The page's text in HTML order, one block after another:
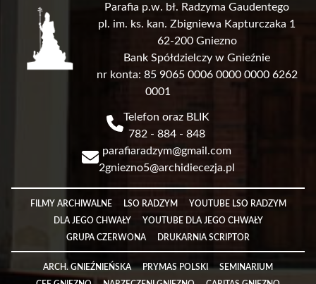
Parafia p.w. bł. Radzyma Gaudentego
pl. im. ks. kan. Zbigniewa Kapturczaka 1
62-200 Gniezno
Bank Spółdzielczy w Gnieźnie
nr konta: 85 9065 0006 0000 0000 6262
0001
Telefon oraz BLIK
782 - 884 - 848
parafiaradzym@gmail.com
2gniezno5@archidiecezja.pl
LinkFILMY ARCHIWALNE LSO RADZYM
YOUTUBE LSO RADZYM
DLA JEGO CHWAŁY
YOUTUBE DLA JEGO CHWAŁY
GRUPA CZERWONA
DRUKARNIA SCRIPTOR
ARCH. GNIEŹNIEŃSKA PRYMAS POLSKI
SEMINARIUM